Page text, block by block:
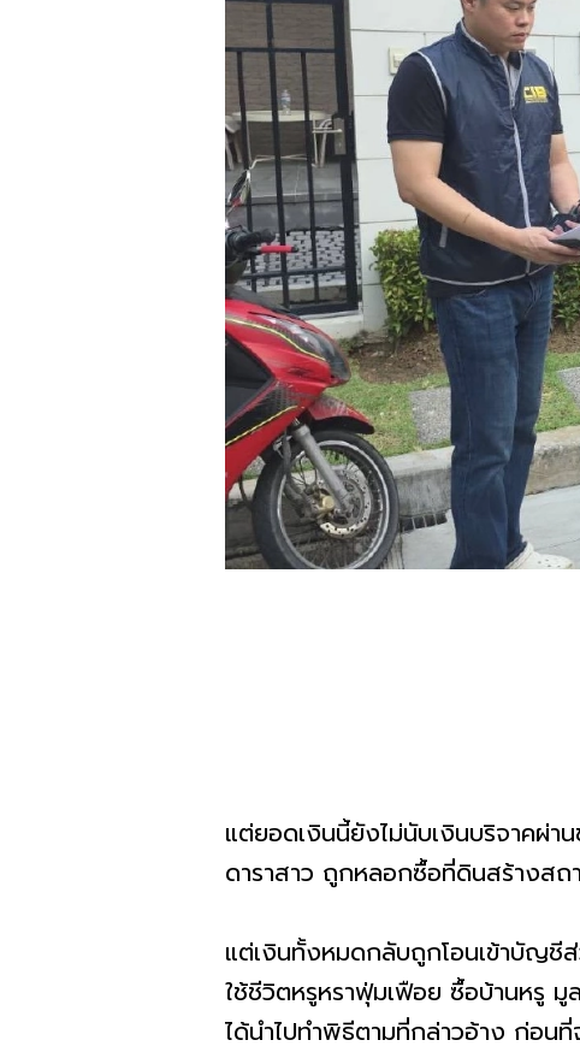
แต่ยอดเงินนี้ยังไม่นับเงินบริจาคผ่
ดาราสาว ถูกหลอกซื้อที่ดินสร้างสถ
แต่เงินทั้งหมดกลับถูกโอนเข้าบัญชี
ใช้ชีวิตหรูหราฟุ่มเฟือย ซื้อบ้านหรู
ได้นำไปทำพิธีตามที่กล่าวอ้าง ก่อน